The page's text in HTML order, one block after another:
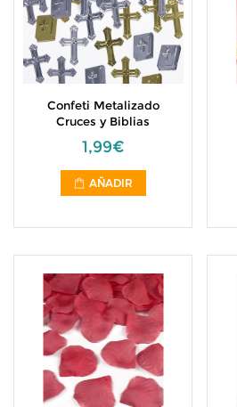
Confeti Metalizado
Cruces y Biblias
1,99€
AÑADIR